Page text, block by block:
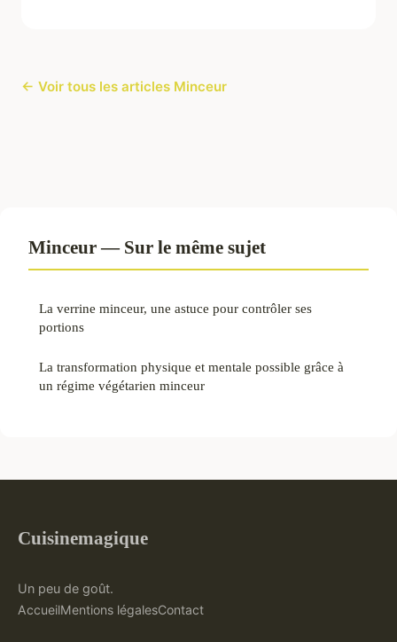
← Voir tous les articles Minceur
Minceur — Sur le même sujet
La verrine minceur, une astuce pour contrôler ses
portions
La transformation physique et mentale possible grâce à
un régime végétarien minceur
Cuisinemagique
Un peu de goût.
AccueilMentions légalesContact